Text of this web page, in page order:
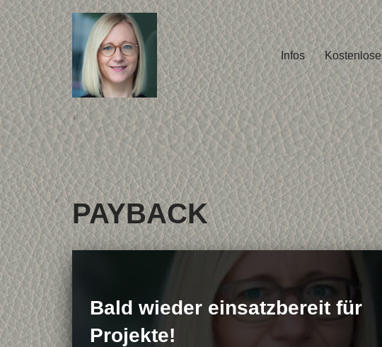
Zum
Inhalt
springen
Infos
PAYBACK
Bald wieder einsatzbereit für
Projekte!